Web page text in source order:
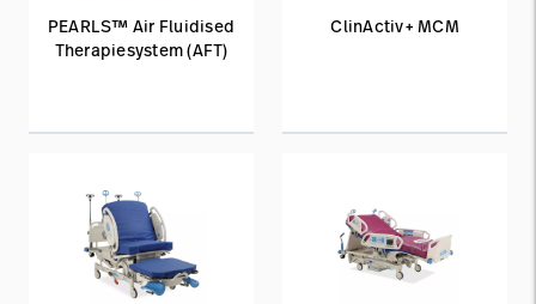
PEARLS™ Air Fluidised
Therapiesystem (AFT)
ClinActiv+ MCM